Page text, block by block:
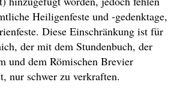
Heiligenfeste und -gedenktage,
Diese Einschränkung ist für
der mit dem Stundenbuch, der
und dem Römischen Brevier
nur schwer zu verkraften.